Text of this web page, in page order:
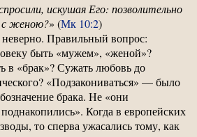
искушая Его: позволительно
с женою?» (Мк 10:2)
Правильный вопрос:
быть «мужем», «женой»?
в «брак»? Сужать любовь до
«Подзакониваться» — было
брака. Не «они
Когда в европейских
то сперва ужасались тому, как